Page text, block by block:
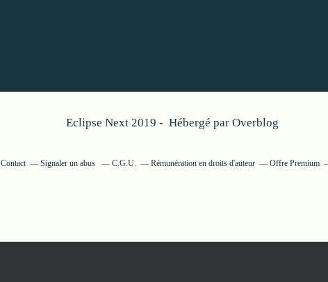
Eclipse Next 2019 - Hébergé par Overblog
Contact Signaler un abus C.G.U. Rémunération en droits d'auteur Offre Premium